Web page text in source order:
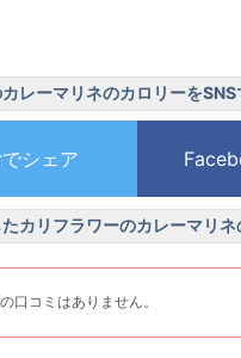
レーマリネのカロリーを
カリフラワーのカレーマリネ
口コミはありません。